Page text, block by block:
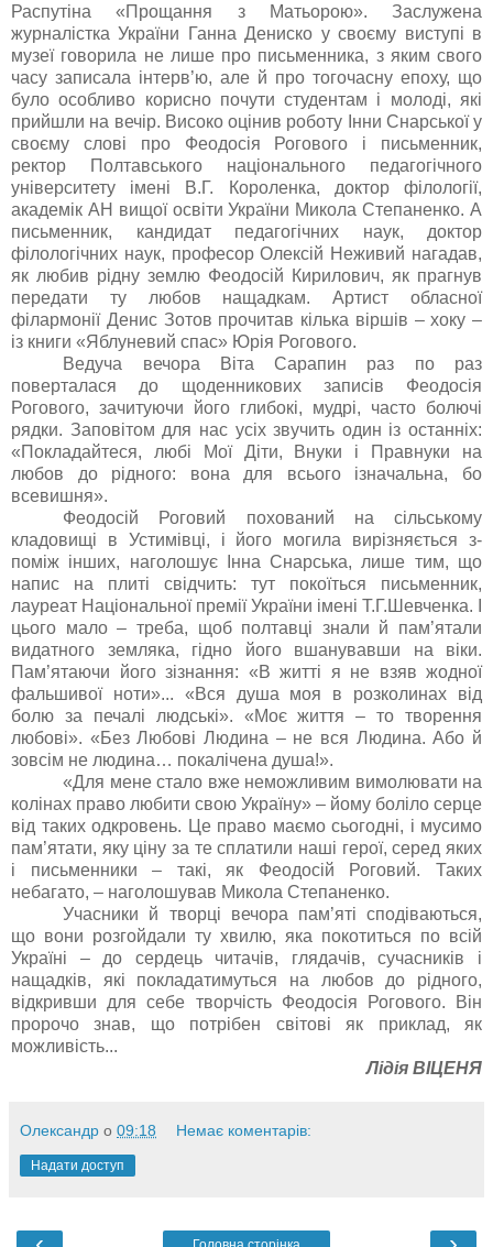
Распутіна «Прощання з Матьорою». Заслужена
журналістка України Ганна Дениско у своєму виступі в
музеї говорила не лише про письменника, з яким свого
часу записала інтерв’ю, але й про тогочасну епоху, що
було особливо корисно почути студентам і молоді, які
прийшли на вечір. Високо оцінив роботу Інни Снарської у
своєму слові про Феодосія Рогового і письменник,
ректор Полтавського національного педагогічного
університету імені В.Г. Короленка, доктор філології,
академік АН вищої освіти України Микола Степаненко. А
письменник, кандидат педагогічних наук, доктор
філологічних наук, професор Олексій Неживий нагадав,
як любив рідну землю Феодосій Кирилович, як прагнув
передати ту любов нащадкам. Артист обласної
філармонії Денис Зотов прочитав кілька віршів – хоку –
із книги «Яблуневий спас» Юрія Рогового.
Ведуча вечора
Віта Сарапин раз по раз
поверталася до щоденникових записів Феодосія
Рогового, зачитуючи його глибокі, мудрі, часто болючі
рядки. Заповітом для нас усіх звучить один із останніх:
«Покладайтеся, любі Мої Діти, Внуки і Правнуки на
любов до рідного: вона для всього ізначальна, бо
всевишня».
Феодосій Роговий похований на сільському
кладовищі в Устимівці, і його могила вирізняється з-
поміж інших, наголошує Інна Снарська, лише тим, що
напис на плиті свідчить: тут покоїться письменник,
лауреат Національної премії України імені Т.Г.Шевченка. І
цього мало – треба, щоб полтавці знали й пам’ятали
видатного земляка, гідно його вшанувавши на віки.
Пам’ятаючи його зізнання: «В житті я не взяв жодної
фальшивої ноти»... «Вся душа моя в розколинах від
болю за печалі людські». «Моє життя – то творення
любові». «Без Любові Людина – не вся Людина. Або й
зовсім не людина… покалічена душа!».
«Для мене стало вже неможливим вимолювати на
колінах право любити свою Україну» – йому боліло серце
від таких одкровень. Це право маємо сьогодні, і мусимо
пам’ятати, яку ціну за те сплатили наші герої, серед яких
і письменники – такі, як Феодосій Роговий. Таких
небагато, – наголошував Микола Степаненко.
Учасники й творці вечора пам’яті сподіваються,
що вони розгойдали ту хвилю, яка покотиться по всій
Україні – до сердець читачів, глядачів, сучасників і
нащадків, які покладатимуться на любов до рідного,
відкривши для себе творчість Феодосія Рогового. Він
пророчо знав, що потрібен світові як приклад, як
можливість...
Лідія ВІЦЕНЯ
Олександр о 09:18 Немає коментарів:
Надати доступ